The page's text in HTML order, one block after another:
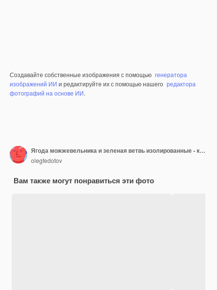
Создавайте собственные изображения с помощью генератора
изображений ИИ и редактируйте их с помощью нашего редактора
фотографий на основе ИИ.
Ягода можжевельника и зеленая ветвь изолированные - крупным планом
olegfedotov
Вам также могут понравиться эти фото